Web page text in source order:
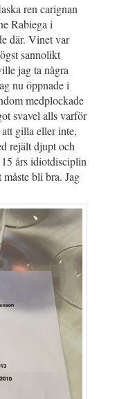
ren carignan
Rabiega i
där. Vinet var
sannolikt
jag ta några
nu öppnade i
medplockade
svavel alls varför
gilla eller inte,
rejält djupt och
års idiotdisciplin
bli bra. Jag